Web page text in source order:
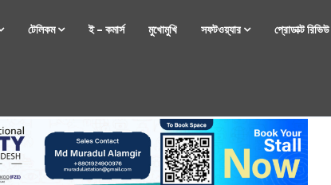
টেলিকম ই – কমার্স মুখোমুখি সফটওয়্যার প্রোডাক্ট রিভিউ